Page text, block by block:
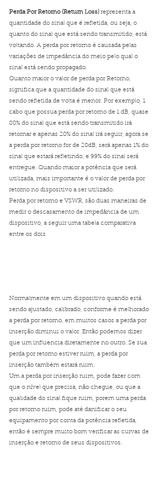
Perda Por Retorno (Return Loss) representa a
quantidade do sinal que é refletida, ou seja, o
quanto do sinal que está sendo transmitido, está
voltando. A perda por retorno é causada pelas
variações de impedância do meio pelo qual o
sinal está sendo propagado.
Quanto maior o valor de perda por Retorno,
significa que a quantidade do sinal que está
sendo refletida de volta é menor. Por exemplo, 1
cabo que possua perda por retorno de 1 dB, quase
80% do sinal que está sendo transmitido irá
retornar e apenas 20% do sinal irá seguir, agora se
a perda por retorno for de 20dB, será apenas 1% do
sinal que estará refletindo, e 99% do sinal será
entregue. Quando maior a potência que será
utilizada, mais importante é o valor de perda por
retorno no dispositivo a ser utilizado.
Perda por retorno e VSWR, são duas maneiras de
medir o descasamento de impedância de um
dispositivo, a seguir uma tabela comparativa
entre os dois
Normalmente em um dispositivo quando está
sendo ajustado, calibrado, conforme é melhorado
a perda por retorno, em muitos casos a perda por
inserção diminui o valor. Então podemos dizer
que um influencia diretamente no outro. Se sua
perda por retorno estiver ruim, a perda por
inserção também estará ruim.
Um a perda por inserção ruim, pode fazer com
que o nível que precisa, não chegue, ou que a
qualidade do sinal fique ruim, porem uma perda
por retorno ruim, pode até danificar o seu
equipamento por conta da potência refletida,
então é sempre muito bom verificar as curvas de
inserção e retorno de seus dispositivos.